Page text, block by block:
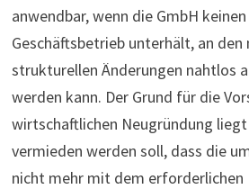
anwendbar, wenn die GmbH
Geschäftsbetrieb unterhält, an den
strukturellen Änderungen nahtlos
werden kann. Der Grund für die
wirtschaftlichen Neugründung
vermieden werden soll, dass die
nicht mehr mit dem